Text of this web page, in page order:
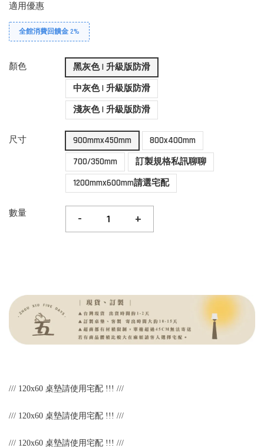
適用優惠
全館消費回饋金 2%
顏色
黑灰色 | 升級版防滑
中灰色 | 升級版防滑
淺灰色 | 升級版防滑
尺寸 900mmx450mm
800x400mm
700/350mm
訂製規格私訊聊聊
1200mmx600mm請選宅配
數量 - +
/// 120x60 桌墊請使用宅配 !!! ///
/// 120x60 桌墊請使用宅配 !!! ///
/// 120x60 桌墊請使用宅配 !!! ///